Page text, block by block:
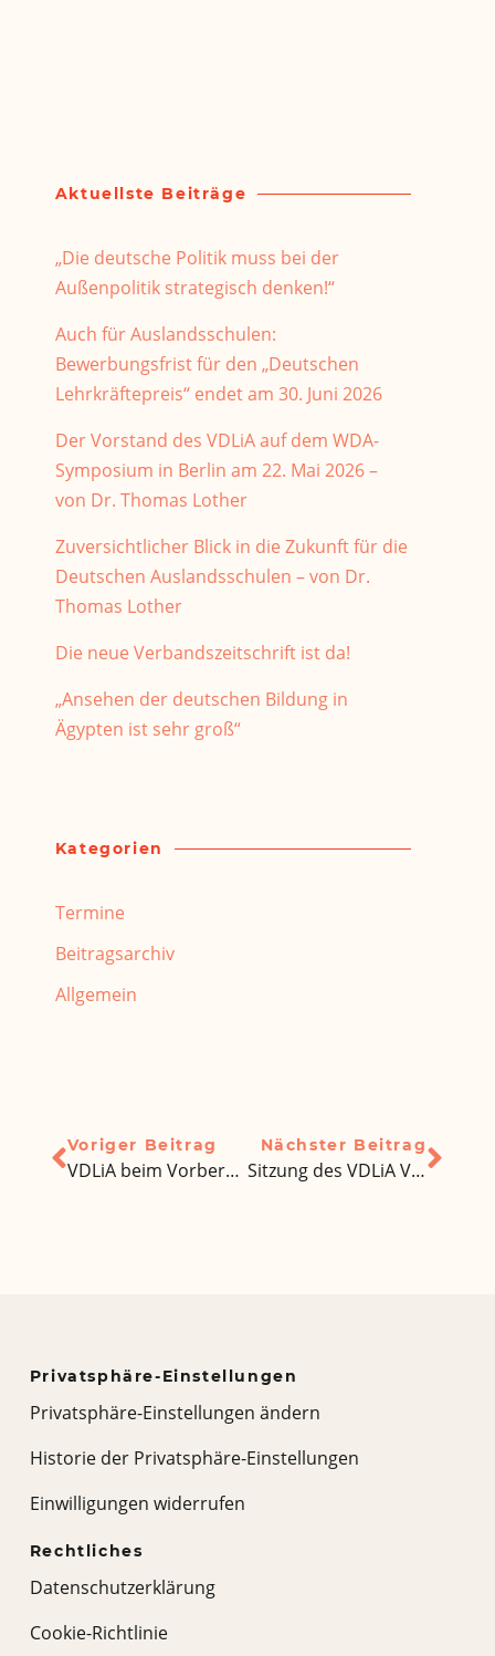
Aktuellste Beiträge
„Die deutsche Politik muss bei der
Außenpolitik strategisch denken!“
Auch für Auslandsschulen:
Bewerbungsfrist für den „Deutschen
Lehrkräftepreis“ endet am 30. Juni 2026
Der Vorstand des VDLiA auf dem WDA-
Symposium in Berlin am 22. Mai 2026 –
von Dr. Thomas Lother
Zuversichtlicher Blick in die Zukunft für die
Deutschen Auslandsschulen – von Dr.
Thomas Lother
Die neue Verbandszeitschrift ist da!
„Ansehen der deutschen Bildung in
Ägypten ist sehr groß“
Kategorien
Termine
Beitragsarchiv
Allgemein
Voriger Beitrag
VDLiA beim Vorbereitungskurs der ZfA
Nächster Beitrag
Sitzung des VDLiA Vorstandes in Bielefeld vom 9. – 11. September 2022
Rechtliches
Datenschutzerklärung
Cookie-Richtlinie
Privatsphäre-Einstellungen
Privatsphäre-Einstellungen ändern
Historie der Privatsphäre-Einstellungen
Einwilligungen widerrufen